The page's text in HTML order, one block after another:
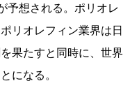
予想される。ポリオレ
リオレフィン業界は日
果たすと同時に、世界
になる。